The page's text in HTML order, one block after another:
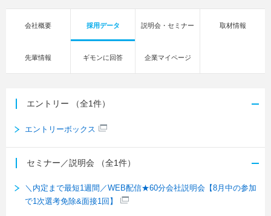
会社概要 採用データ 説明会・セミナー 取材情報
先輩情報 ギモンに回答 企業マイページ
エントリー （全1件）
エントリーボックス
セミナー／説明会 （全1件）
＼内定まで最短1週間／WEB配信★60分会社説明会【8月中の参加
で1次選考免除&面接1回】